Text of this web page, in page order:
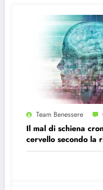
Team Benessere
Il mal di schiena
cervello secondo la